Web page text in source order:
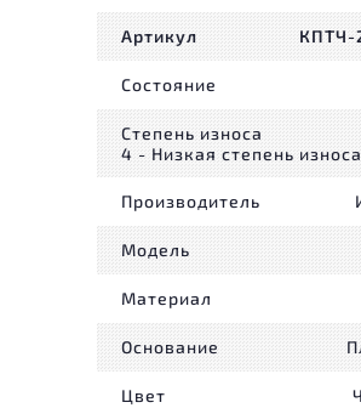
Артикул КПТЧ-
Состояние
Степень износа
4 - Низкая степень износа
Производитель
Модель
Материал
Основание
Цвет